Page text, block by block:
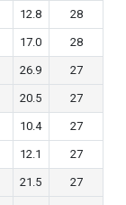
12.8 28
17.0 28
26.9 27
20.5 27
10.4 27
12.1 27
21.5 27